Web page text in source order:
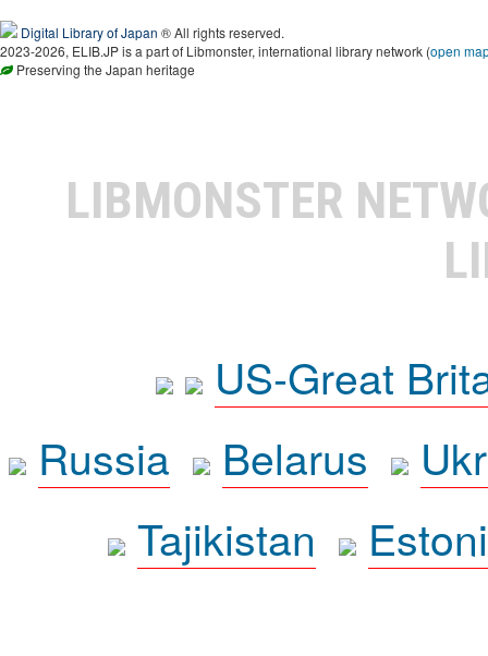
Digital Library of Japan ® All rights reserved.
2023-2026, ELIB.JP is a part of Libmonster, international library network (open
Preserving the Japan heritage
LIBMONSTER
US-Great
Russia
Belarus
Tajikistan